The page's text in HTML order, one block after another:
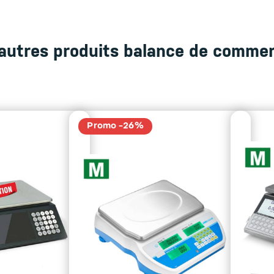
produits balance de
Promo -26%